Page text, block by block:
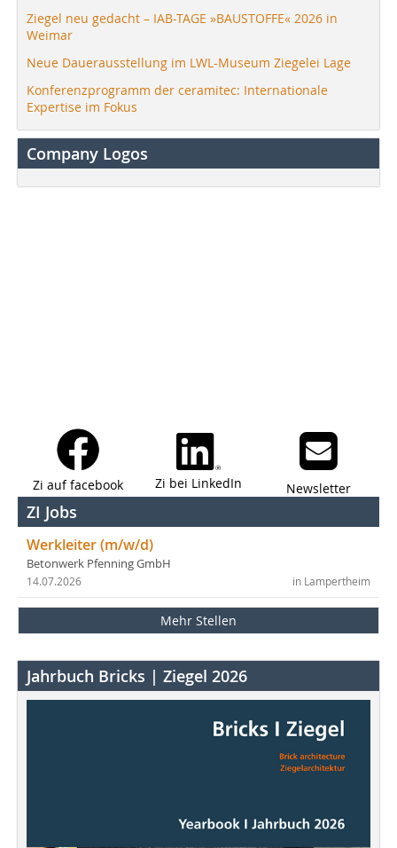
Ziegel neu gedacht – IAB-TAGE »BAUSTOFFE« 2026 in
Weimar
Neue Dauerausstellung im LWL-Museum Ziegelei Lage
Konferenzprogramm der ceramitec: Internationale
Expertise im Fokus
Company Logos
Zi auf facebook Zi bei LinkedIn Newsletter
ZI Jobs
Werkleiter (m/w/d)
Betonwerk Pfenning GmbH
in Lampertheim
14.07.2026
Mehr Stellen
Jahrbuch Bricks | Ziegel 2026